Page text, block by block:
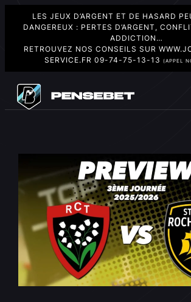
LES JEUX D’ARGENT ET DE HASARD
DANGEREUX : PERTES D’ARGENT,
ADDICTION…
RETROUVEZ NOS CONSEILS SUR
SERVICE.FR 09-74-75-13-13 (APPEL
contenu